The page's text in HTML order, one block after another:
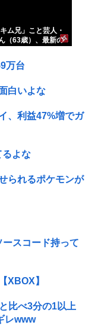
ム兄」こと芸人・
（63歳）、最新の
だとネット騒然！
わからん」...
万台
白いよな
、利益47%増でガ
るよな
られるポケモンが
スコード持って
XBOX】
比べ3分の1以上
レwww